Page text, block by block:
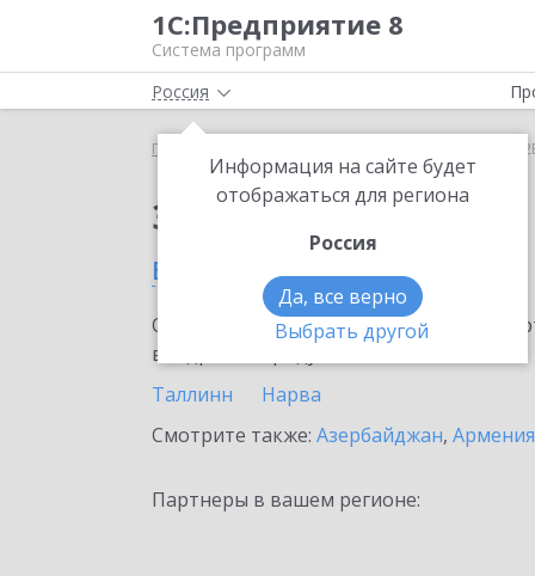
1С:Предприятие 8
Система программ
Россия
Информация на сайте будет
отображаться для региона
Россия
Да, все верно
Выбрать другой
Главная 1С:СБП
Заказать 1С:СБП B2B
в Эстонии
Ознакомьтесь с информационными
внедрение продукта.
Таллинн
Нарва
Смотрите также: Азербайджан, Армения
Партнеры в вашем регионе: